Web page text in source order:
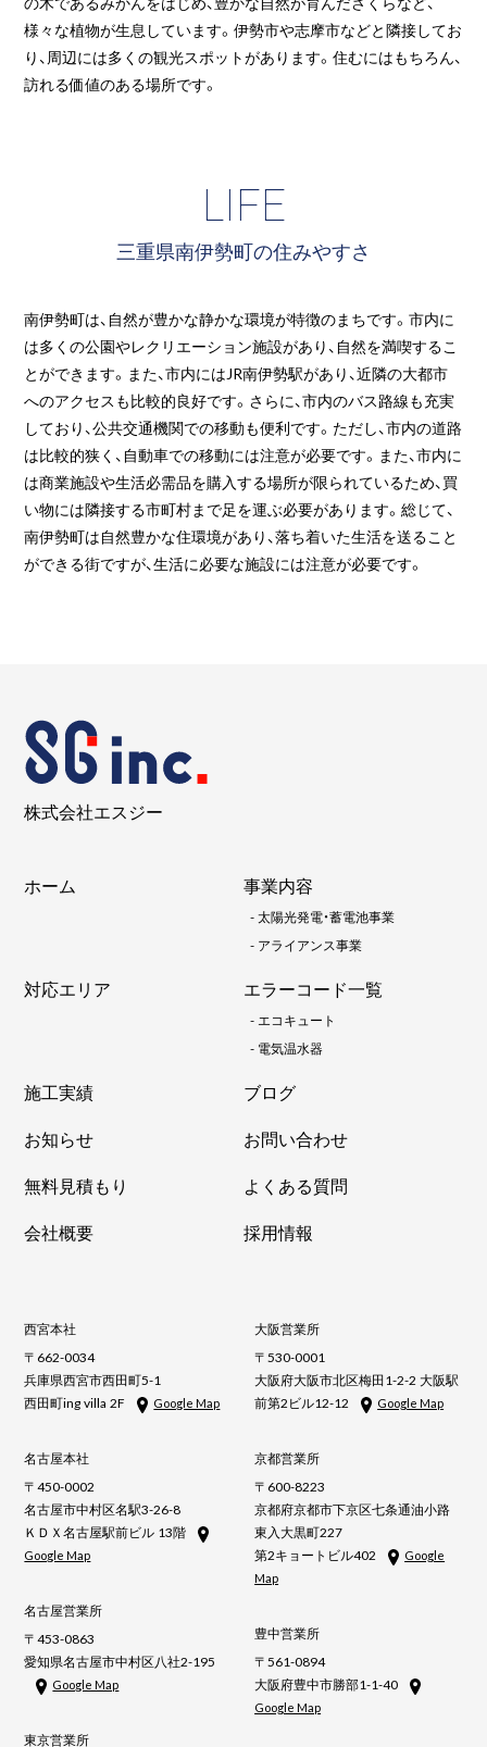
様々な植物が生息しています。伊勢市や志摩市などと隣接してお
り、周辺には多くの観光スポットがあります。住むにはもちろん、
訪れる価値のある場所です。
LIFE
三重県南伊勢町の住みやすさ
南伊勢町は、自然が豊かな静かな環境が特徴のまちです。市内に
は多くの公園やレクリエーション施設があり、自然を満喫するこ
とができます。また、市内にはJR南伊勢駅があり、近隣の大都市
へのアクセスも比較的良好です。さらに、市内のバス路線も充実
しており、公共交通機関での移動も便利です。ただし、市内の道路
は比較的狭く、自動車での移動には注意が必要です。また、市内に
は商業施設や生活必需品を購入する場所が限られているため、買
い物には隣接する市町村まで足を運ぶ必要があります。総じて、
南伊勢町は自然豊かな住環境があり、落ち着いた生活を送ること
ができる街ですが、生活に必要な施設には注意が必要です。
株式会社エスジー
ホーム 事業内容
-太陽光発電・蓄電池事業
- アライアンス事業
対応エリア エラーコード一覧
-エコキュート
- 電気温水器
施工実績
ブログ
お知らせ
お問い合わせ
無料見積もり
よくある質問
会社概要
採用情報
西宮本社
〒662-0034
兵庫県西宮市西田町5-1
西田町ing villa 2F
Google Map
名古屋本社
〒450-0002
名古屋市中村区名駅3-26-8
ＫＤＸ名古屋駅前ビル 13階
Google Map
名古屋営業所
〒453-0863
愛知県名古屋市中村区八社2-195
Google Map
東京営業所
大阪営業所
〒530-0001
大阪府大阪市北区梅田1-2-2 大阪駅
前第2ビル12-12
Google Map
京都営業所
〒600-8223
京都府京都市下京区七条通油小路
東入大黒町227
第2キョートビル402
Google
Map
豊中営業所
〒561-0894
大阪府豊中市勝部1-1-40
Google Map